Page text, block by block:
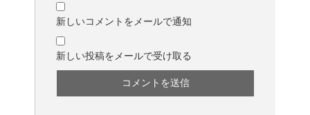
新しいコメントをメールで通知
新しい投稿をメールで受け取る